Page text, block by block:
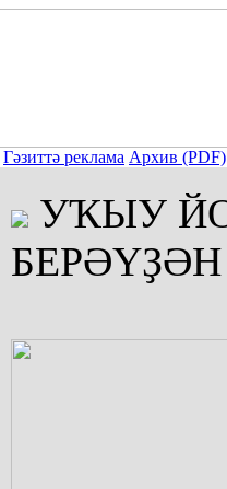
Гәзиттә реклама Архив (PDF)
УҠЫУ